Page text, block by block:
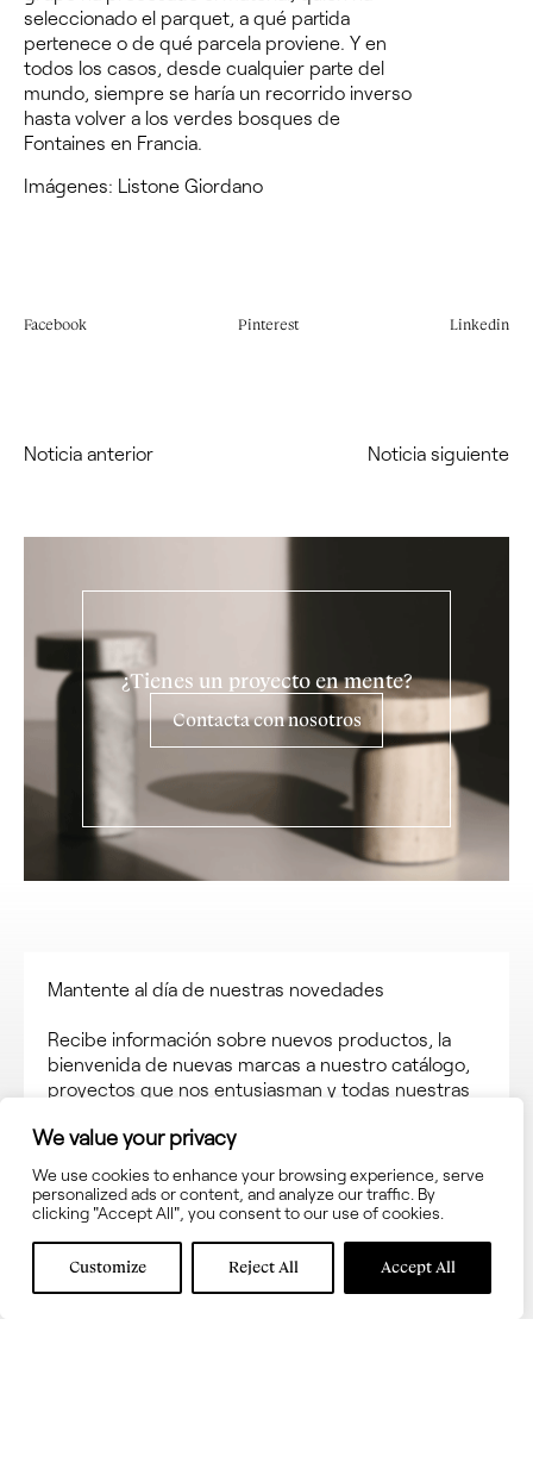
We value your privacy
We use cookies to enhance your browsing experience, serve
personalized ads or content, and analyze our traffic. By
clicking "Accept All", you consent to our use of cookies.
Customize Reject All Accept All
seleccionado el parquet, a qué partida
pertenece o de qué parcela proviene. Y en
todos los casos, desde cualquier parte del
mundo, siempre se haría un recorrido inverso
hasta volver a los verdes bosques de
Fontaines en Francia.
Imágenes: Listone Giordano
Facebook Pinterest Linkedin
Noticia anterior Noticia siguiente
¿Tienes un proyecto en mente?
Contacta con nosotros
Mantente al día de nuestras novedades
Recibe información sobre nuevos productos, la
bienvenida de nuevas marcas a nuestro catálogo,
proyectos que nos entusiasman y todas nuestras
para recibir actualizaciones y no perderte nada.